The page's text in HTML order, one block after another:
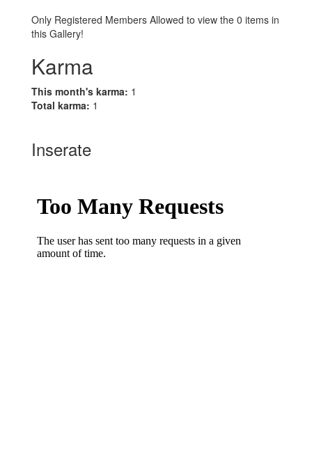
Only Registered Members Allowed to view the 0 items in
this Gallery!
Karma
This month's karma: 1
Total karma: 1
Inserate